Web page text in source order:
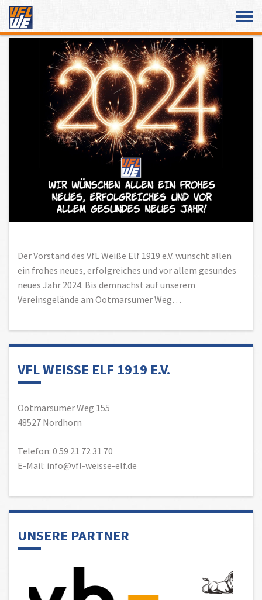
Überspringe den Content
Der Vorstand des VfL Weiße Elf 1919 e.V. wünscht allen
ein frohes neues, erfolgreiches und vor allem gesundes
neues Jahr 2024. Bis demnächst auf unserem
Vereinsgelände am Ootmarsumer Weg…
VFL WEISSE ELF 1919 E.V.
Ootmarsumer Weg 155
48527 Nordhorn
Telefon: 0 59 21 72 31 70
E-Mail: info@vfl-weisse-elf.de
UNSERE PARTNER